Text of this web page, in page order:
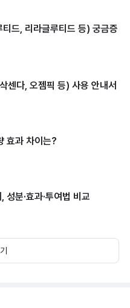
드, 리라글루티드 등) 궁금증
센다, 오젬픽 등) 사용 안내서
효과 차이는?
성분·효과·투여법 비교